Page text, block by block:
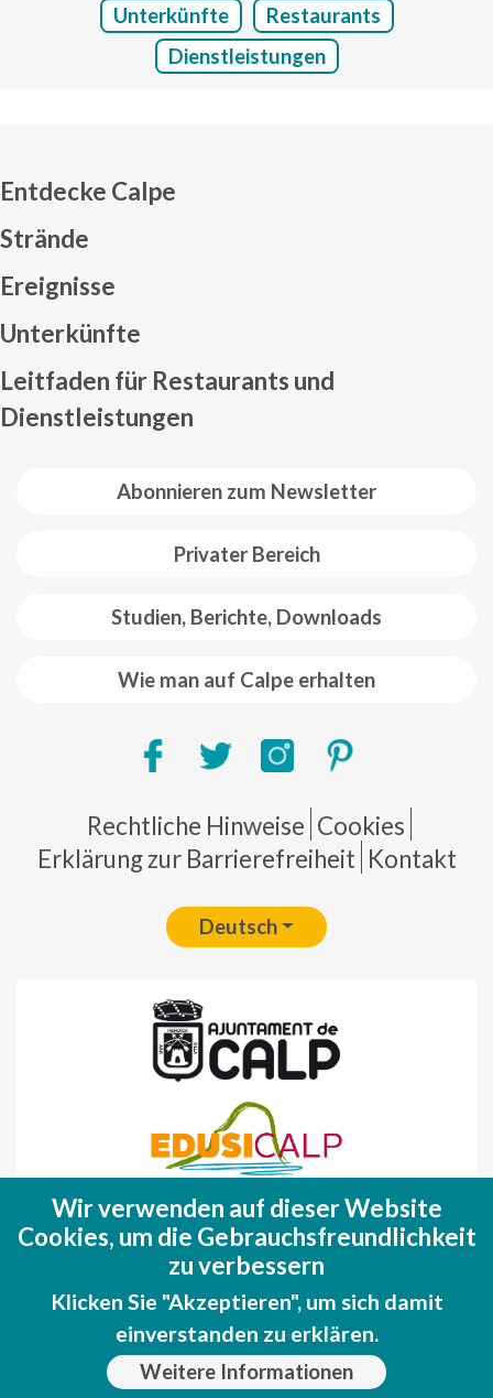
Unterkünfte
Restaurants
Dienstleistungen
Abonnieren zum Newsletter
Privater Bereich
Studien, Berichte, Downloads
Wie man auf Calpe erhalten
Entdecke Calpe
Strände
Ereignisse
Unterkünfte
Leitfaden für Restaurants und
Dienstleistungen
Pie de página
Rechtliche Hinweise Cookies
Erklärung zur Barrierefreiheit Kontakt
Deutsch
Fondo Europeo de Desarrollo Regional
(FEDER)
Una manera de hacer EUROPA
Wir verwenden auf dieser Website
Cookies, um die Gebrauchsfreundlichkeit
zu verbessern
Klicken Sie "Akzeptieren", um sich damit
einverstanden zu erklären.
Weitere Informationen